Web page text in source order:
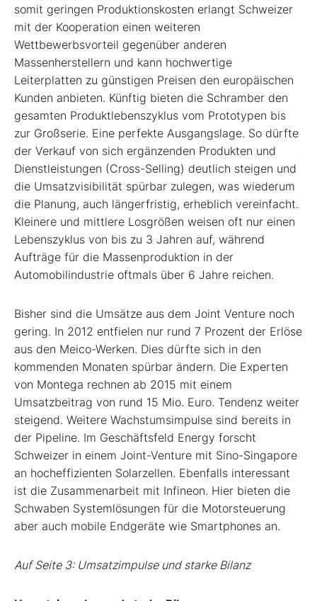
somit geringen Produktionskosten erlangt Schweizer
mit der Kooperation einen weiteren
Wettbewerbsvorteil gegenüber anderen
Massenherstellern und kann hochwertige
Leiterplatten zu günstigen Preisen den europäischen
Kunden anbieten. Künftig bieten die Schramber den
gesamten Produktlebenszyklus vom Prototypen bis
zur Großserie. Eine perfekte Ausgangslage. So dürfte
der Verkauf von sich ergänzenden Produkten und
Dienstleistungen (Cross-Selling) deutlich steigen und
die Umsatzvisibilität spürbar zulegen, was wiederum
die Planung, auch längerfristig, erheblich vereinfacht.
Kleinere und mittlere Losgrößen weisen oft nur einen
Lebenszyklus von bis zu 3 Jahren auf, während
Aufträge für die Massenproduktion in der
Automobilindustrie oftmals über 6 Jahre reichen.
Bisher sind die Umsätze aus dem Joint Venture noch
gering. In 2012 entfielen nur rund 7 Prozent der Erlöse
aus den Meico-Werken. Dies dürfte sich in den
kommenden Monaten spürbar ändern. Die Experten
von Montega rechnen ab 2015 mit einem
Umsatzbeitrag von rund 15 Mio. Euro. Tendenz weiter
steigend. Weitere Wachstumsimpulse sind bereits in
der Pipeline. Im Geschäftsfeld Energy forscht
Schweizer in einem Joint-Venture mit Sino-Singapore
an hocheffizienten Solarzellen. Ebenfalls interessant
ist die Zusammenarbeit mit Infineon. Hier bieten die
Schwaben Systemlösungen für die Motorsteuerung
aber auch mobile Endgeräte wie Smartphones an.
Auf Seite 3: Umsatzimpulse und starke Bilanz